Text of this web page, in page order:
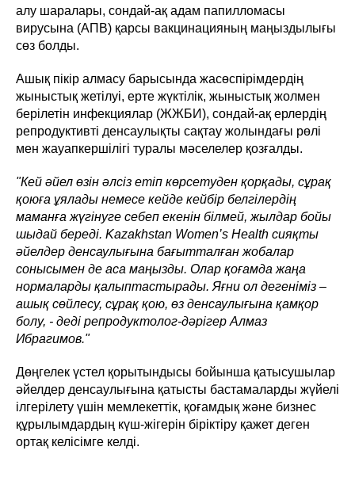
алу шаралары, сондай-ақ адам папилломасы
вирусына (АПВ) қарсы вакцинацияның маңыздылығы
сөз болды.
Ашық пікір алмасу барысында жасөспірімдердің
жыныстық жетілуі, ерте жүктілік, жыныстық жолмен
берілетін инфекциялар (ЖЖБИ), сондай-ақ ерлердің
репродуктивті денсаулықты сақтау жолындағы рөлі
мен жауапкершілігі туралы мәселелер қозғалды.
"Кей әйел өзін әлсіз етіп көрсетуден қорқады, сұрақ
қоюға ұялады немесе кейде кейбір белгілердің
маманға жүгінуге себеп екенін білмей, жылдар бойы
шыдай береді. Kazakhstan Women’s Health сияқты
әйелдер денсаулығына бағытталған жобалар
сонысымен де аса маңызды. Олар қоғамда жаңа
нормаларды қалыптастырады. Яғни ол дегеніміз –
ашық сөйлесу, сұрақ қою, өз денсаулығына қамқор
болу, - деді репродуктолог-дәрігер Алмаз
Ибрагимов."
Дөңгелек үстел қорытындысы бойынша қатысушылар
әйелдер денсаулығына қатысты бастамаларды жүйелі
ілгерілету үшін мемлекеттік, қоғамдық және бизнес
құрылымдардың күш-жігерін біріктіру қажет деген
ортақ келісімге келді.